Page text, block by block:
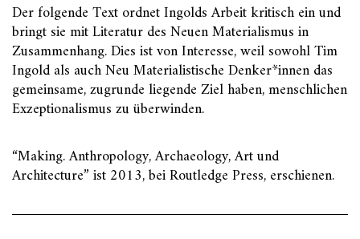
Der folgende Text ordnet Ingolds Arbeit kritisch ein und
bringt sie mit Literatur des Neuen Materialismus in
Zusammenhang. Dies ist von Interesse, weil sowohl Tim
Ingold als auch Neu Materialistische Denker*innen das
gemeinsame, zugrunde liegende Ziel haben, menschlichen
Exzeptionalismus zu überwinden.
“Making. Anthropology, Archaeology, Art und
Architecture” ist 2013, bei Routledge Press, erschienen.